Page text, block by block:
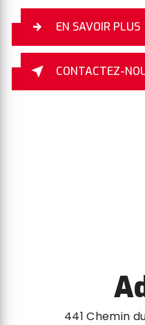
EN SAVOIR PLUS
CONTACTEZ-
441 Chemin